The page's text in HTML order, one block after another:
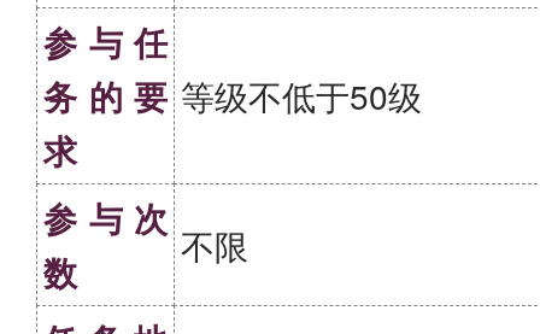
参与任
务的要
求
等级不低于50级
参与次
数
不限